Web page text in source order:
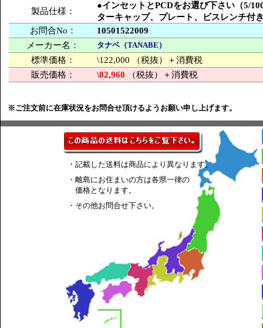
製品仕様：
●インセットとPCDをお選び下さい（5/
ターキャップ、プレート、ビスレンチ付
お問合No：
10501522009
メーカー名：
タナベ（TANABE）
標準価格：
\122,000 （税抜）＋消費税
販売価格：
\82,960 （税抜）＋消費税
※ご注文前に在庫状況をお問合せ頂けるようお願い申し上げます。
・記載した送料は商品により異なります。
・離島にお住まいの方は各県一律の
価格となります。
・その他お問合せ下さい。